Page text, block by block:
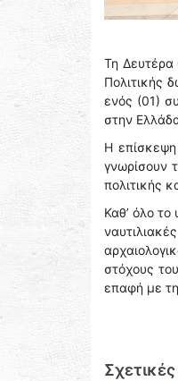
Τη Δευτέρα
Πολιτικής
ενός (01)
στην
Η επίσκεψη
γνωρίσουν
πολιτικής
Καθ’ όλο
στόχους
επαφή με